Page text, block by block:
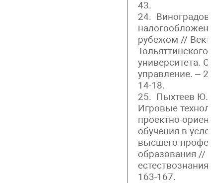
43.
24. Виноградова
налогообложение
рубежом // Вектор
Тольяттинского
университета.
управление. –
14-18.
25. Пыхтеев Ю.Н.,
Игровые
проектно-
обучения в
высшего
образования //
естествознания.
163-167.